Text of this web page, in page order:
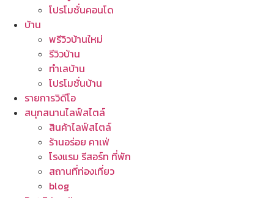
โปรโมชั่นคอนโด
บ้าน
พรีวิวบ้านใหม่
รีวิวบ้าน
ทำเลบ้าน
โปรโมชั่นบ้าน
รายการวิดีโอ
สนุกสนานไลฟ์สไตล์
สินค้าไลฟ์สไตล์
ร้านอร่อย คาเฟ่
โรงแรม รีสอร์ท ที่พัก
สถานที่ท่องเที่ยว
blog